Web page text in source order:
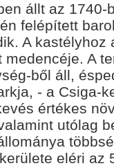
állt az
felépített
A
medencéje. A
ből áll,
- a Csiga-
értékes
utólag
eléri az